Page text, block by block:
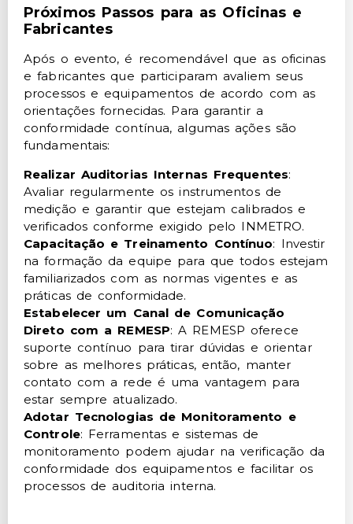
Próximos Passos para as Oficinas e
Fabricantes
Após o evento, é recomendável que as oficinas
e fabricantes que participaram avaliem seus
processos e equipamentos de acordo com as
orientações fornecidas. Para garantir a
conformidade contínua, algumas ações são
fundamentais:
Realizar Auditorias Internas Frequentes:
Avaliar regularmente os instrumentos de
medição e garantir que estejam calibrados e
verificados conforme exigido pelo INMETRO.
Capacitação e Treinamento Contínuo: Investir
na formação da equipe para que todos estejam
familiarizados com as normas vigentes e as
práticas de conformidade.
Estabelecer um Canal de Comunicação
Direto com a REMESP: A REMESP oferece
suporte contínuo para tirar dúvidas e orientar
sobre as melhores práticas, então, manter
contato com a rede é uma vantagem para
estar sempre atualizado.
Adotar Tecnologias de Monitoramento e
Controle: Ferramentas e sistemas de
monitoramento podem ajudar na verificação da
conformidade dos equipamentos e facilitar os
processos de auditoria interna.